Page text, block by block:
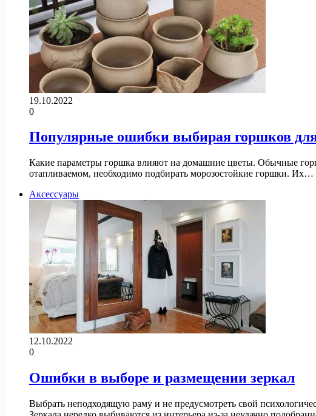
19.10.2022
0
Популярные ошибки выбирая горшков
Какие параметры горшка влияют на домашние цветы. Обычные
отапливаемом, необходимо подбирать морозостойкие горшки. Их…
Аксессуары
12.10.2022
0
Ошибки в выборе и размещении зеркал
Выбрать неподходящую раму и не предусмотреть свой